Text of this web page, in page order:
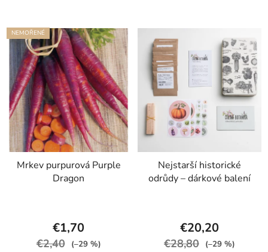
NEMOŘENÉ
Mrkev purpurová Purple
Dragon
€1,70
€2,40 (–29 %)
Nejstarší historické
odrůdy – dárkové balení
€20,20
€28,80 (–29 %)